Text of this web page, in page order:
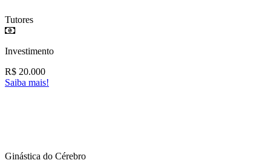
Tutores
Investimento
R$ 20.000
Saiba mais!
Ginástica do Cérebro